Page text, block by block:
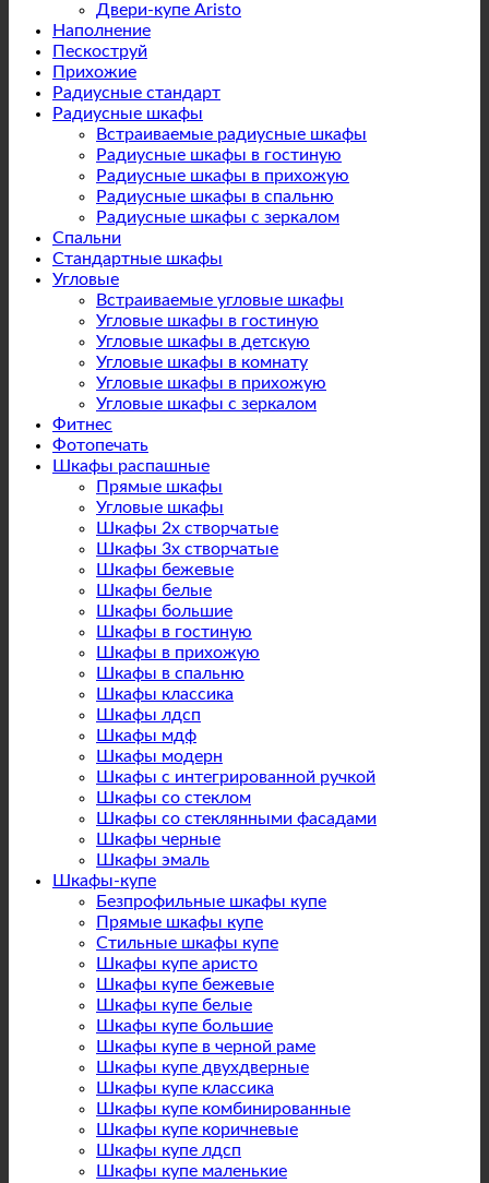
Двери-купе Aristo
Наполнение
Пескоструй
Прихожие
Радиусные стандарт
Радиусные шкафы
Встраиваемые радиусные шкафы
Радиусные шкафы в гостиную
Радиусные шкафы в прихожую
Радиусные шкафы в спальню
Радиусные шкафы с зеркалом
Спальни
Стандартные шкафы
Угловые
Встраиваемые угловые шкафы
Угловые шкафы в гостиную
Угловые шкафы в детскую
Угловые шкафы в комнату
Угловые шкафы в прихожую
Угловые шкафы с зеркалом
Фитнес
Фотопечать
Шкафы распашные
Прямые шкафы
Угловые шкафы
Шкафы 2х створчатые
Шкафы 3х створчатые
Шкафы бежевые
Шкафы белые
Шкафы большие
Шкафы в гостиную
Шкафы в прихожую
Шкафы в спальню
Шкафы классика
Шкафы лдсп
Шкафы мдф
Шкафы модерн
Шкафы с интегрированной ручкой
Шкафы со стеклом
Шкафы со стеклянными фасадами
Шкафы черные
Шкафы эмаль
Шкафы-купе
Безпрофильные шкафы купе
Прямые шкафы купе
Стильные шкафы купе
Шкафы купе аристо
Шкафы купе бежевые
Шкафы купе белые
Шкафы купе большие
Шкафы купе в черной раме
Шкафы купе двухдверные
Шкафы купе классика
Шкафы купе комбинированные
Шкафы купе коричневые
Шкафы купе лдсп
Шкафы купе маленькие